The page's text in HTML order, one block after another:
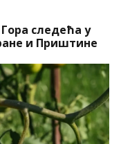
следећа у
и Приштине